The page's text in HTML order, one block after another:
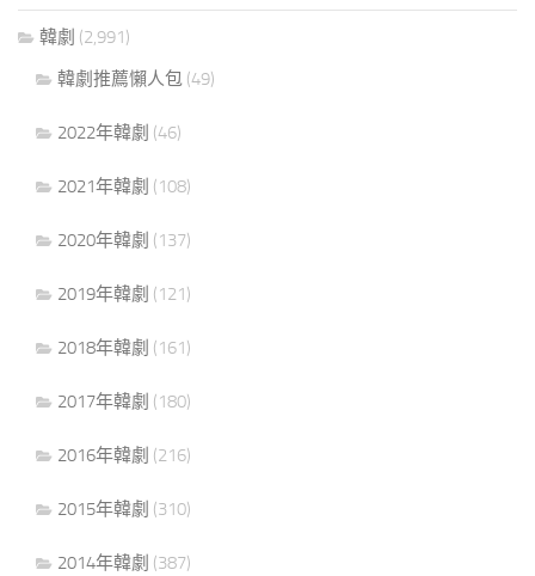
韓劇 (2,991)
韓劇推薦懶人包 (49)
2022年韓劇 (46)
2021年韓劇 (108)
2020年韓劇 (137)
2019年韓劇 (121)
2018年韓劇 (161)
2017年韓劇 (180)
2016年韓劇 (216)
2015年韓劇 (310)
2014年韓劇 (387)